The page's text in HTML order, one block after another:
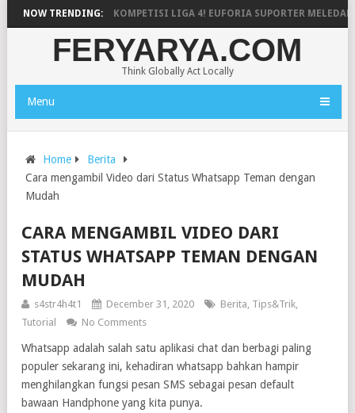
NOW TRENDING:
KEMBALI KE KOMPETISI LIGA 4! EUFORIA SUPORTER MELEDAK,
FERYARYA.COM
Think Globally Act Locally
Menu
Home
Berita
Cara mengambil Video dari Status Whatsapp Teman dengan
Mudah
CARA MENGAMBIL VIDEO DARI
STATUS WHATSAPP TEMAN DENGAN
MUDAH
s4str4h4t1 December 31, 2020 Berita, Tips&Trik,
Tutorial
No Comments
Whatsapp adalah salah satu aplikasi chat dan berbagi paling
populer sekarang ini, kehadiran whatsapp bahkan hampir
menghilangkan fungsi pesan SMS sebagai pesan default
bawaan Handphone yang kita punya.